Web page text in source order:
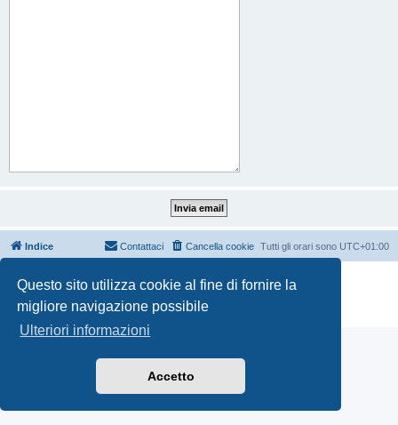
Questo sito utilizza cookie al fine di fornire la
migliore navigazione possibile
Ulteriori informazioni
Accetto
Indice Tutti gli orari sono UTC+01:00
Cancella cookie
Contattaci
Creato da
® Forum Software © phpBB Limited
Privacy|Condizioni